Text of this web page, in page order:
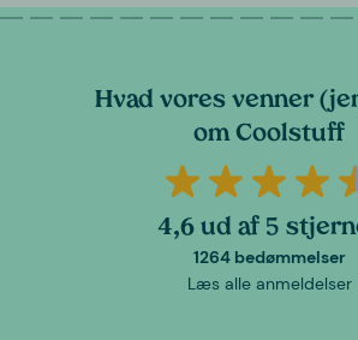
Hvad vores venner
om Coolstuff
4,6 ud af 5
1264 bedømmelser
Læs alle anmeldelser